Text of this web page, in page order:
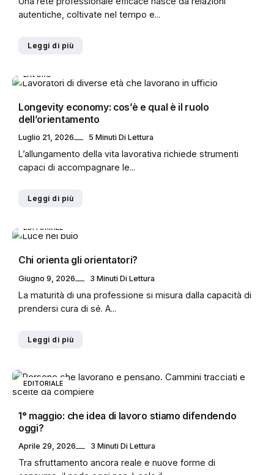
autentiche, coltivate nel tempo e...
Leggi di più
LAVORO
Longevity economy: cos’è e qual è il ruolo
dell’orientamento
Luglio 21, 2026 5 Minuti Di Lettura
L’allungamento della vita lavorativa richiede strumenti
capaci di accompagnare le...
Leggi di più
EDITORIALE
Chi orienta gli orientatori?
Giugno 9, 2026 3 Minuti Di Lettura
La maturità di una professione si misura dalla capacità di
prendersi cura di sé. A...
Leggi di più
EDITORIALE
1° maggio: che idea di lavoro stiamo difendendo
oggi?
Aprile 29, 2026 3 Minuti Di Lettura
Tra sfruttamento ancora reale e nuove forme di